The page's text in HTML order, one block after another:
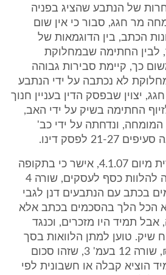
של הנתבע שהציג בפניה
מר חגג, סבור כי אין שום
הכתב, בין הדוגמאות של
וערך, לבין החתימה שבמחלוקת
כך, קיימת סבירות גבוהה
לא נכתבה על ידי הנתבע
יצוין שבפסק הדין בעניין חנוך
החתימה בשיק על ידי האב,
ונדחתה על ידי כב'
לפסק דינו.
התובע בחקירתו הנגדית מיום 4.1.07, אישר כי בתקופה
הרלבנטית מקצועו היה להלוות כסף לעסקים, שורה 4
בכתב עם הנתבעים דנן לגבי
הכל הלך בהסכמים בכתב אלא
תמיד היו מזכרים, וכנגד
שיק. טוען למתן הלוואות בסך
כולל של 3,000,000 ₪, שורה 12 בעמ' 3, שזהו סכום
הוציא קבלה או חשבונית לפי